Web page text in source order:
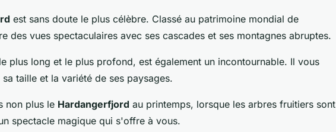
est sans doute le plus célèbre. Classé au patrimoine mondial de
des vues spectaculaires avec ses cascades et ses montagnes abruptes.
plus long et le plus profond, est également un incontournable. Il vous
taille et la variété de ses paysages.
non plus le Hardangerfjord au printemps, lorsque les arbres fruitiers sont
spectacle magique qui s'offre à vous.